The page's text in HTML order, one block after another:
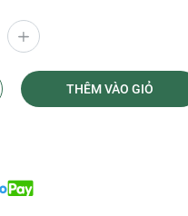
THÊM VÀO GIỎ